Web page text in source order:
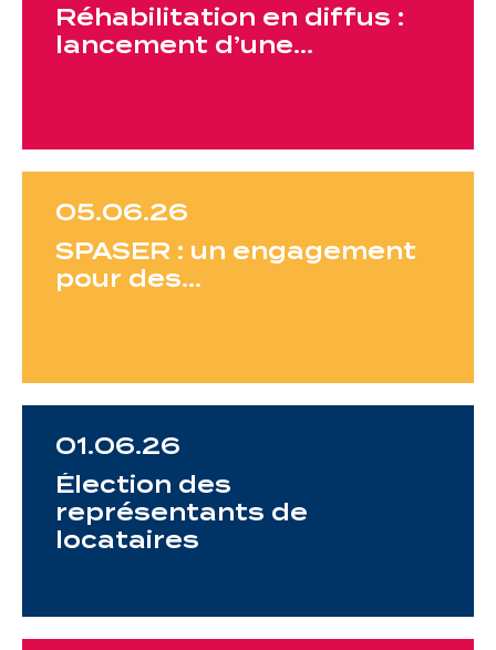
Réhabilitation en diffus :
lancement d’une…
05.06.26
SPASER : un engagement
pour des…
01.06.26
Élection des
représentants de
locataires